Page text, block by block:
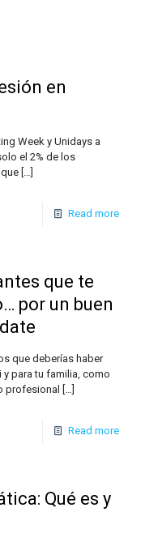
en
Week y Unidays a
el 2% de los
[…]
Read more
que te
por un buen
que deberías haber
y para tu familia, como
profesional
[…]
Read more
Qué es y